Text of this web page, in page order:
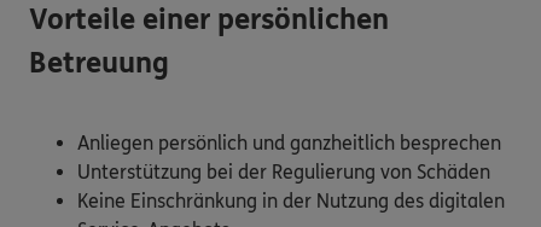
Vorteile einer persönlichen
Betreuung
Anliegen persönlich und ganzheitlich besprechen
Unterstützung bei der Regulierung von Schäden
Keine Einschränkung in der Nutzung des digitalen